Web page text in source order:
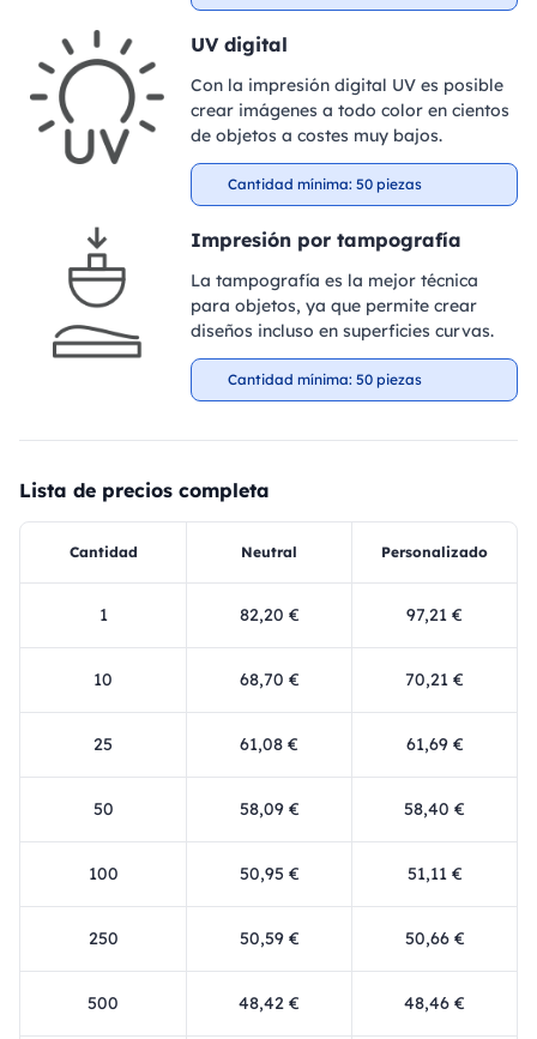
UV digital
Con la impresión digital UV es posible
crear imágenes a todo color en cientos
de objetos a costes muy bajos.
Cantidad mínima: 50 piezas
Impresión por tampografía
La tampografía es la mejor técnica
para objetos, ya que permite crear
diseños incluso en superficies curvas.
Cantidad mínima: 50 piezas
Lista de precios completa
Cantidad Neutral Personalizado
1 82,20 € 97,21 €
10 68,70 € 70,21 €
25 61,08 € 61,69 €
50 58,09 € 58,40 €
100 50,95 € 51,11 €
250 50,59 € 50,66 €
500 48,42 € 48,46 €